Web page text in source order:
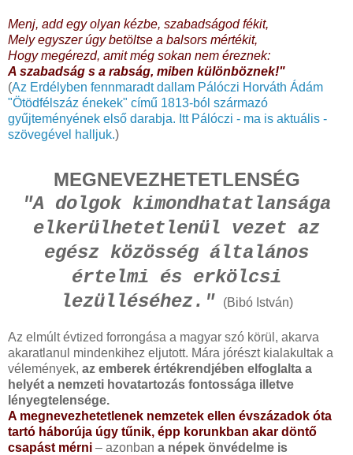
Menj, add egy olyan kézbe, szabadságod fékit,
Mely egyszer úgy betöltse a balsors mértékit,
Hogy megérezd, amit még sokan nem éreznek:
A szabadság s a rabság, miben különböznek!"
(Az Erdélyben fennmaradt dallam Pálóczi Horváth Ádám
"Ötödfélszáz énekek" című 1813-ból származó
gyűjteményének első darabja. Itt Pálóczi - ma is aktuális -
szövegével halljuk.)
MEGNEVEZHETETLENSÉG
"A dolgok kimondhatatlansága
elkerülhetetlenül vezet az
egész közösség általános
értelmi és erkölcsi
lezülléséhez."
(Bibó István)
Az elmúlt évtized forrongása a magyar szó körül, akarva
akaratlanul mindenkihez eljutott. Mára jórészt kialakultak a
vélemények, az emberek értékrendjében elfoglalta a
helyét a nemzeti hovatartozás fontossága illetve
lényegtelensége.
A megnevezhetetlenek nemzetek ellen évszázadok óta
tartó háborúja úgy tűnik, épp korunkban akar döntő
csapást mérni – azonban a népek önvédelme is